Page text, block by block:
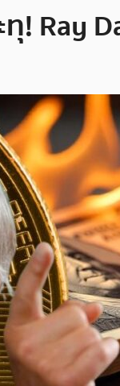
! Ray